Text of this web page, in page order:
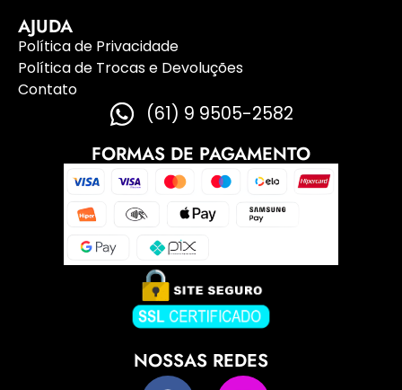
AJUDA
Política de Privacidade
Política de Trocas e Devoluções
Contato
(61) 9 9505-2582
FORMAS DE PAGAMENTO
NOSSAS REDES